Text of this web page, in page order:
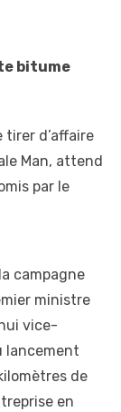
bitume
tirer d’affaire
Man, attend
par le
campagne
ministre
vice-
lancement
de
en